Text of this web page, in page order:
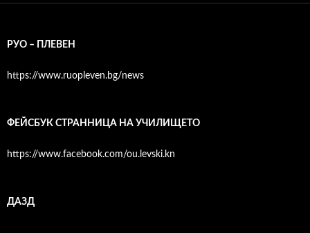
РУО – ПЛЕВЕН
https://www.ruopleven.bg/news
ФЕЙСБУК СТРАННИЦА НА УЧИЛИЩЕТО
https://www.facebook.com/ou.levski.kn
ДАЗД